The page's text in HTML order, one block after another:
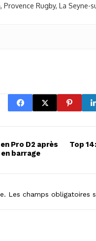
Provence Rugby, La Seyne-
Pro D2 après
barrage
Top
Les champs obligatoires